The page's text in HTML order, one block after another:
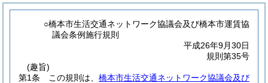
○橋本市生活交通ネットワーク協議会及び橋本市運賃協
議会条例施行規則
平成26年9月30日
規則第35号
(趣旨)
第1条
この規則は、 橋本市生活交通ネットワーク協議会及び